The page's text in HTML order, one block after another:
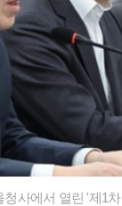
사에서 열린 '제1차